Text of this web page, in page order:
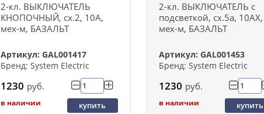
2-кл. ВЫКЛЮЧАТЕЛЬ
КНОПОЧНЫЙ, сх.2, 10А,
мех-м, БАЗАЛЬТ
Артикул: GAL001417
Бренд: System Electric
1230 руб.
в наличии купить
2-кл. ВЫКЛЮЧАТЕЛЬ с
подсветкой, сх.5а, 10АХ,
мех-м, БАЗАЛЬТ
Артикул: GAL001453
Бренд: System Electric
1230 руб.
в наличии купить